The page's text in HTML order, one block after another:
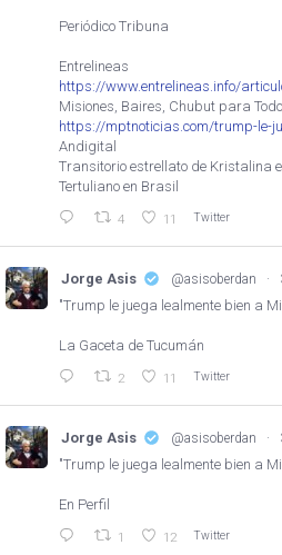
Periódico Tribuna
Entrelineas
https://www.entrelineas.info/
Misiones, Baires, Chubut para
https://mptnoticias.com/trump-le-
Andigital
Transitorio estrellato de Kristalina
Tertuliano en Brasil
4 11 Twitter
Jorge Asis @asisoberdan ·
"Trump le juega lealmente bien a
La Gaceta de Tucumán
2 11 Twitter
Jorge Asis @asisoberdan ·
"Trump le juega lealmente bien a
En Perfil
1 12 Twitter